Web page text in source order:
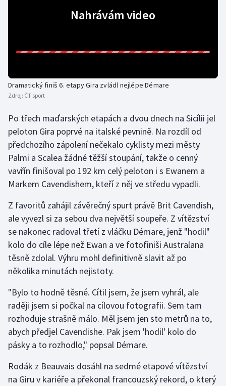
Krasobruslení
Lezení
Moderní pětiboj
Motorsport
Olympijské hry
Parasport
Plavání
Plážový volejbal
Ragby
Rychlobruslení
Rychlostní kanoistika
Short track
Sportovní střelba
Nahrávám video
Dramatický finiš 6. etapy Gira zvládl nejlépe Démare
Zdroj: ČT sport
Po třech maďarských etapách a dvou dnech na Sicílii jel
peloton Gira poprvé na italské pevnině. Na rozdíl od
předchozího zápolení nečekalo cyklisty mezi městy
Palmi a Scalea žádné těžší stoupání, takže o cenný
vavřín finišoval po 192 km celý peloton i s Ewanem a
Markem Cavendishem, kteří z něj ve středu vypadli.
Z favoritů zahájil závěrečný spurt právě Brit Cavendish,
ale vyvezl si za sebou dva největší soupeře. Z vítězství
se nakonec radoval třetí z vláčku Démare, jenž "hodil"
kolo do cíle lépe než Ewan a ve fotofiniši Australana
těsně zdolal. Výhru mohl definitivně slavit až po
několika minutách nejistoty.
"Bylo to hodně těsné. Cítil jsem, že jsem vyhrál, ale
raději jsem si počkal na cílovou fotografii. Sem tam
rozhoduje strašně málo. Měl jsem jen sto metrů na to,
abych předjel Cavendishe. Pak jsem 'hodil' kolo do
pásky a to rozhodlo," popsal Démare.
Rodák z Beauvais dosáhl na sedmé etapové vítězství
na Giru v kariéře a překonal francouzský rekord, o který